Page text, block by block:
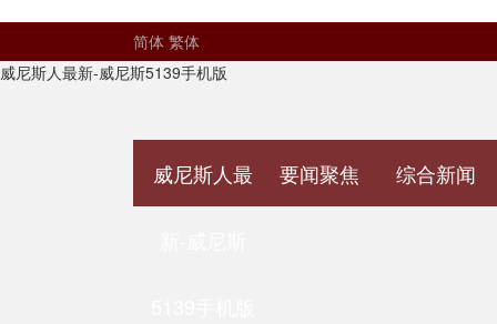
简体 繁体
威尼斯人最新-威尼斯5139手机版
威尼斯人最 要闻聚焦 综合新闻